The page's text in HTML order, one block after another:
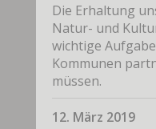
Die Erhaltung
Natur- und
wichtige
Kommunen
müssen.
12. März 2019